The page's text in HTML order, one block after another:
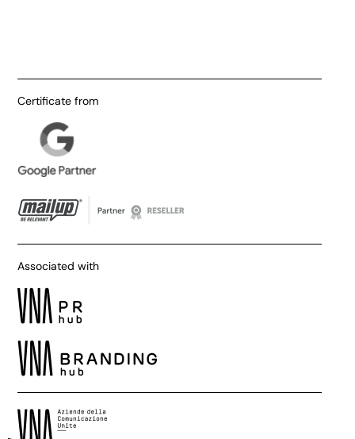
Certificate from
Associated with